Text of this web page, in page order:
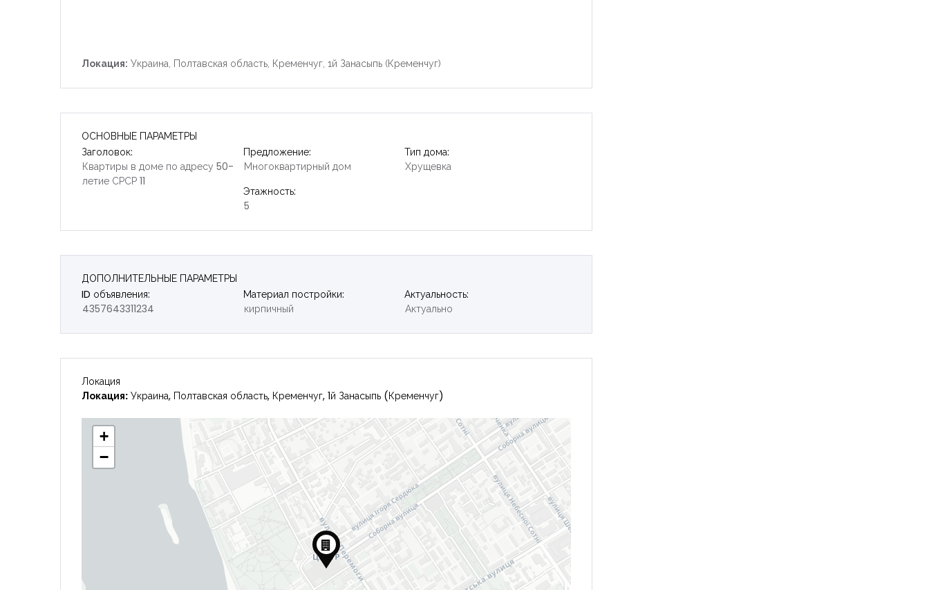
Локация: Украина, Полтавская область, Кременчуг, 1й Занасыпь (Кременчуг)
ОСНОВНЫЕ ПАРАМЕТРЫ
Заголовок:
Квартиры в доме по адресу 50-
летие СРСР 11
Предложение:
Многоквартирный дом
Тип дома:
Хрущевка
Этажность:
5
ДОПОЛНИТЕЛЬНЫЕ ПАРАМЕТРЫ
ID объявления:
4357643311234
Материал постройки:
кирпичный
Актуальность:
Актуально
Локация
Локация: Украина, Полтавская область, Кременчуг, 1й Занасыпь (Кременчуг)
+
−